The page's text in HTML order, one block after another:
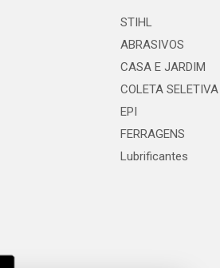
STIHL
ABRASIVOS
CASA E JARDIM
COLETA SELETIVA
EPI
FERRAGENS
Lubrificantes